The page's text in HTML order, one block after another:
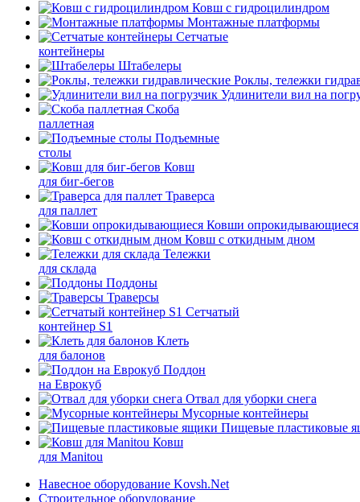
Ковш с гидроцилиндром
Монтажные платформы
Сетчатые
контейнеры
Штабелеры
Роклы, тележки
Удлинители вил на
Скоба
паллетная
Подъемные
столы
Ковш
для биг-бегов
Траверса
для паллет
Ковши опрокидывающиеся
Ковш с откидным дном
Тележки
для склада
Поддоны
Траверсы
Сетчатый
контейнер S1
Клеть
для балонов
Поддон
на Еврокуб
Отвал для уборки снега
Мусорные контейнеры
Пищевые пластиковые
Ковш
для Manitou
Навесное оборудование Kovsh.Net
Строительное оборудование